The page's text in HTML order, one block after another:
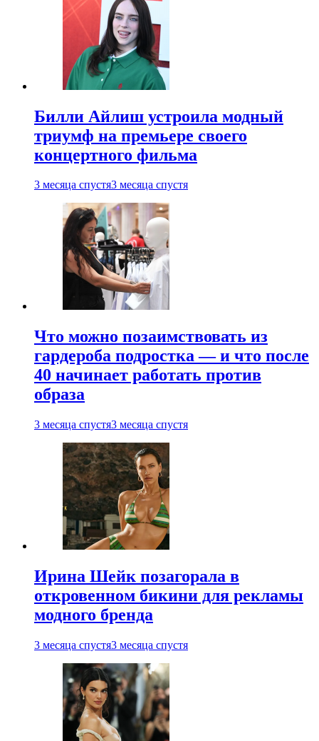
Билли Айлиш устроила модный
триумф на премьере своего
концертного фильма
3 месяца спустя3 месяца спустя
Что можно позаимствовать из
гардероба подростка — и что после
40 начинает работать против
образа
3 месяца спустя3 месяца спустя
Ирина Шейк позагорала в
откровенном бикини для рекламы
модного бренда
3 месяца спустя3 месяца спустя